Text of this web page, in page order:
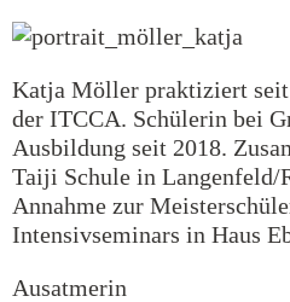
Katja Möller praktiziert
der ITCCA. Schülerin bei
Ausbildung seit 2018.
Taiji Schule in Langenfeld/
Annahme zur
Intensivseminars in Haus
Ausatmerin